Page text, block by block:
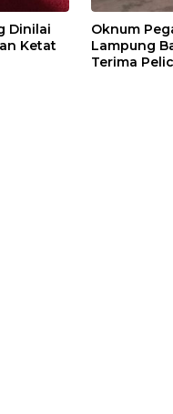
Dinilai
Ketat
Oknum
Lampung
Terima